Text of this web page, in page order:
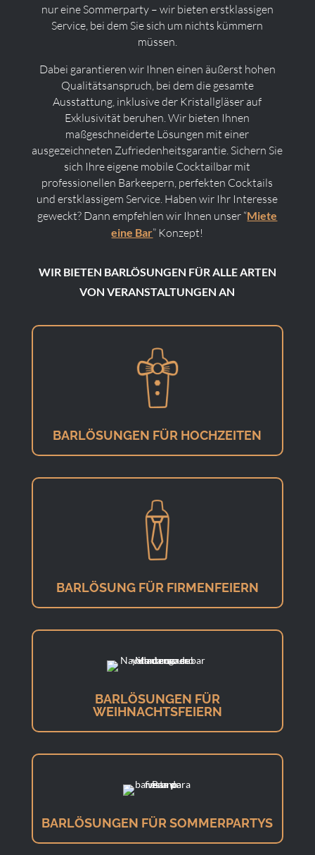
nur eine Sommerparty – wir bieten erstklassigen
Service, bei dem Sie sich um nichts kümmern
müssen.
Dabei garantieren wir Ihnen einen äußerst hohen
Qualitätsanspruch, bei dem die gesamte
Ausstattung, inklusive der Kristallgläser auf
Exklusivität beruhen. Wir bieten Ihnen
maßgeschneiderte Lösungen mit einer
ausgezeichneten Zufriedenheitsgarantie. Sichern Sie
sich Ihre eigene mobile Cocktailbar mit
professionellen Barkeepern, perfekten Cocktails
und erstklassigem Service. Haben wir Ihr Interesse
geweckt? Dann empfehlen wir Ihnen unser “Miete
eine Bar” Konzept!
WIR BIETEN BARLÖSUNGEN FÜR ALLE ARTEN
VON VERANSTALTUNGEN AN
BARLÖSUNGEN FÜR HOCHZEITEN
BARLÖSUNG FÜR FIRMENFEIERN
BARLÖSUNGEN FÜR
WEIHNACHTSFEIERN
BARLÖSUNGEN FÜR SOMMERPARTYS